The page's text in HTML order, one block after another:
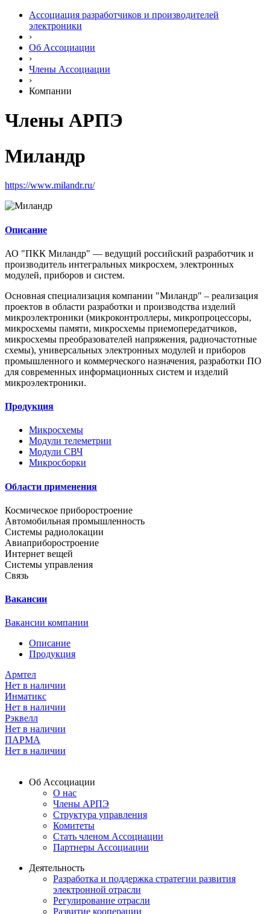
Ассоциация разработчиков и производителей
электроники
›
Об Ассоциации
›
Члены Ассоциации
›
Компании
Члены АРПЭ
Миландр
https://www.milandr.ru/
Описание
АО "ПКК Миландр" — ведущий российский разработчик и
производитель интегральных микросхем, электронных
модулей, приборов и систем.
Основная специализация компании "Миландр" – реализация
проектов в области разработки и производства изделий
микроэлектроники (микроконтроллеры, микропроцессоры,
микросхемы памяти, микросхемы приемопередатчиков,
микросхемы преобразователей напряжения, радиочастотные
схемы), универсальных электронных модулей и приборов
промышленного и коммерческого назначения, разработки ПО
для современных информационных систем и изделий
микроэлектроники.
Продукция
Микросхемы
Модули телеметрии
Модули СВЧ
Микросборки
Области применения
Космическое приборостроение
Автомобильная промышленность
Системы радиолокации
Авиаприборостроение
Интернет вещей
Системы управления
Связь
Вакансии
Вакансии компании
Описание
Продукция
Армтел
Нет в наличии
Инматикс
Нет в наличии
Рэквелл
Нет в наличии
ПАРМА
Нет в наличии
Об Ассоциации
О нас
Члены АРПЭ
Структура управления
Комитеты
Стать членом Ассоциации
Партнеры Ассоциации
Деятельность
Разработка и поддержка стратегии развития
электронной отрасли
Регулирование отрасли
Развитие кооперации